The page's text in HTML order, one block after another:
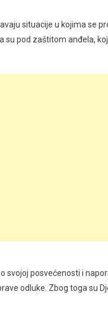
situacije u kojima se
su pod zaštitom anđela,
svojoj posvećenosti i
odluke. Zbog toga su